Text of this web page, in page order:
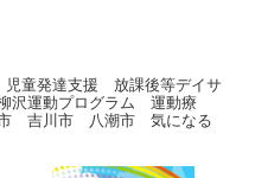
童発達支援 放課後等デイサ
沢運動プログラム 運動療
吉川市 八潮市 気になる